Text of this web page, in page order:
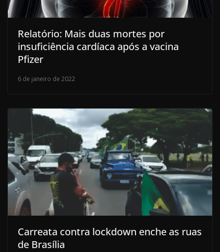
Relatório: Mais duas mortes por
insuficiência cardíaca após a vacina
Pfizer
6 de janeiro de 2022
Carreata contra lockdown enche as ruas
de Brasília